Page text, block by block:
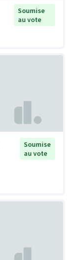
Soumise
au vote
Soumise
au vote